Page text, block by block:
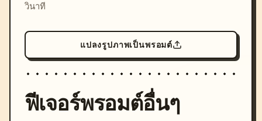
วินาที
แปลงรูปภาพเป็นพรอมต์
ฟีเจอร์พรอมต์อื่นๆ